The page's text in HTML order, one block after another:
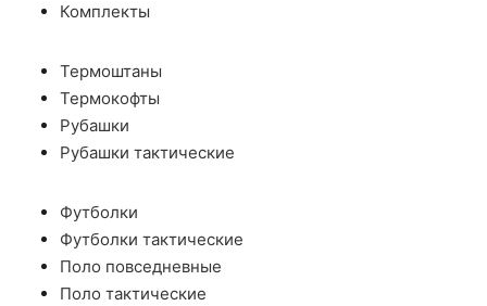
Комплекты
Термоштаны
Термокофты
Рубашки
Рубашки тактические
Футболки
Футболки тактические
Поло повседневные
Поло тактические